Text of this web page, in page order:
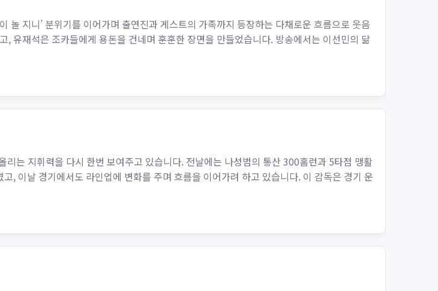
놀 지니’ 분위기를 이어가며 출연진과 게스트의 가족까지 등장하는 다채로운 흐름으로 웃음
유재석은 조카들에게 용돈을 건네며 훈훈한 장면을 만들었습니다. 방송에서는 이선민의 닮
는 지휘력을 다시 한번 보여주고 있습니다. 전날에는 나성범의 통산 300홈런과 5타점 맹활
, 이날 경기에서도 라인업에 변화를 주며 흐름을 이어가려 하고 있습니다. 이 감독은 경기 운